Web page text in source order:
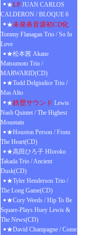
★LP JUAN CARLOS
CALDERON / BLOQUE 6
★未発表音源初CD化
Tommy Flanagan Trio / So In
Love
★松本茜 Akane
Matsumoto Trio /
MARWARID(CD)
★Todd Delgiudice Trio /
Mas Alto
★鉄壁サウンド Lewis
Nash Quintet / The Highest
Mountain
★Houston Person / From
The Heart(CD)
★高田ひろ子 HIoroko
Takada Trio / Ancient
Dusk(CD)
★Tyler Henderson Trio /
The Long Game(CD)
★Cory Weeds / Hip To Be
Square-Plays Huey Lewis &
The News(CD)
★David Champagne / Come